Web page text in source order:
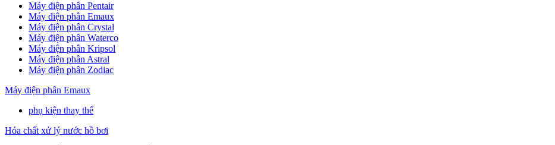
Máy điện phân Pentair
Máy điện phân Emaux
Máy điện phân Crystal
Máy điện phân Waterco
Máy điện phân Kripsol
Máy điện phân Astral
Máy điện phân Zodiac
Máy điện phân Emaux
phụ kiện thay thế
Hóa chất xử lý nước hồ bơi